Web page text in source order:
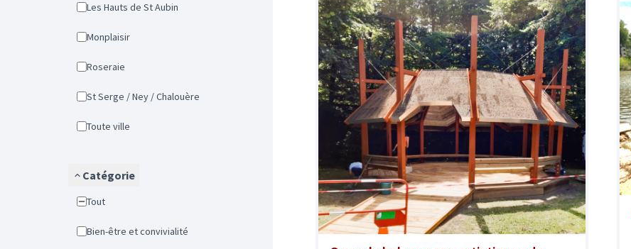
Les Hauts de St Aubin
Monplaisir
Roseraie
St Serge / Ney / Chalouère
Toute ville
Catégorie
Tout
Bien-être et convivialité